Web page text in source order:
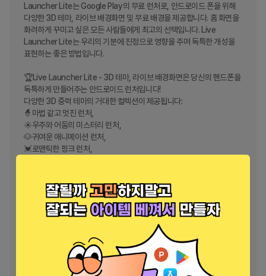
Launcher Lite는 Google Play의 무료 런처로, 안드로이드 폰을 위해
다양한 3D 테마, 라이브 배경화면 및 무료 배경을 제공합니다. 홈 화면을
화려하게 꾸미고 싶은 모든 사람들에게 최고의 선택입니다. Live
Launcher Lite는 우리의 기분에 진정으로 영향을 주며 독특한 개성을
표현하는 좋은 방법입니다.
🏆Live Launcher Lite - 3D 테마, 라이브 배경화면은 당신의 핸드폰을
독특하게 만들어주는 안드로이드 런처입니다!
다양한 3D 중력 테마의 거대한 컬렉션이 제공됩니다:
🧙마법 같고 멋진 런처,
☀️우주와 어둠의 미스터리 런처,
🐶귀여운 애니메이션 런처,
💓로맨틱한 핑크 런처,
📱 Live Launcher Lite는 아이콘, 글꼴, 배경화면 등의 세트를 통해 전
화 화면을 빠르고 효율적으로 스타일리시하게 사용자 정의할 수 있는 방
법을 제공합니다. Live Launcher Lite를 사용하면 독특한 홈 화면을 쉽
🏠런처에는 날씨, 뉴스, 테마 등 홈 화면에서 접근할 수 있는 자주 사용되
는 기능이 있습니다.